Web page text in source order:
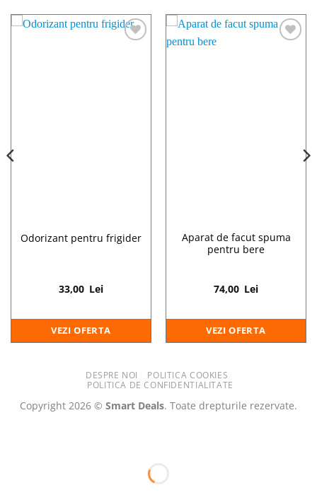
Odorizant pentru frigider
33,00 Lei
VEZI OFERTA
Aparat de facut spuma
pentru bere
74,00 Lei
VEZI OFERTA
DESPRE NOI
POLITICA COOKIES
POLITICA DE CONFIDENTIALITATE
Copyright 2026 © Smart Deals. Toate drepturile rezervate.